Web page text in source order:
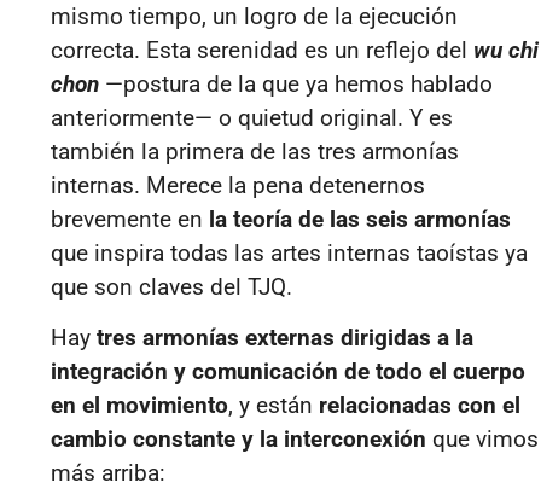
mismo tiempo, un logro de la ejecución
correcta. Esta serenidad es un reflejo del wu chi
chon —postura de la que ya hemos hablado
anteriormente— o quietud original. Y es
también la primera de las tres armonías
internas. Merece la pena detenernos
brevemente en la teoría de las seis armonías
que inspira todas las artes internas taoístas ya
que son claves del TJQ.
Hay tres armonías externas dirigidas a la
integración y comunicación de todo el cuerpo
en el movimiento, y están relacionadas con el
cambio constante y la interconexión que vimos
más arriba: